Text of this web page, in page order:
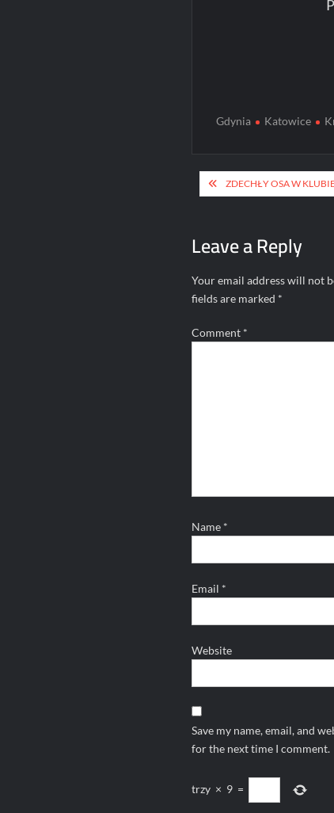
Gdynia Katowice
Post
navigation
ZDECHŁY OSA W
Leave a Reply
Your email address will not
fields are marked *
Comment *
Name *
Email *
Website
Save my name, email, and
for the next time I comment.
trzy × 9 =